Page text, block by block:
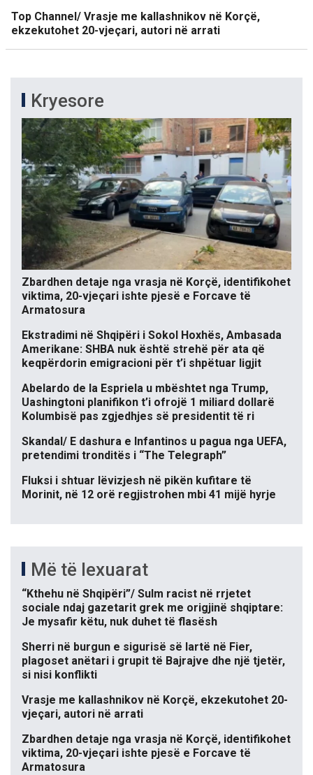
Top Channel/ Vrasje me kallashnikov në Korçë,
ekzekutohet 20-vjeçari, autori në arrati
Kryesore
Zbardhen detaje nga vrasja në Korçë, identifikohet
viktima, 20-vjeçari ishte pjesë e Forcave të
Armatosura
Ekstradimi në Shqipëri i Sokol Hoxhës, Ambasada
Amerikane: SHBA nuk është strehë për ata që
keqpërdorin emigracioni për t’i shpëtuar ligjit
Abelardo de la Espriela u mbështet nga Trump,
Uashingtoni planifikon t’i ofrojë 1 miliard dollarë
Kolumbisë pas zgjedhjes së presidentit të ri
Skandal/ E dashura e Infantinos u pagua nga UEFA,
pretendimi tronditës i “The Telegraph”
Fluksi i shtuar lëvizjesh në pikën kufitare të
Morinit, në 12 orë regjistrohen mbi 41 mijë hyrje
Më të lexuarat
“Kthehu në Shqipëri”/ Sulm racist në rrjetet
sociale ndaj gazetarit grek me origjinë shqiptare:
Je mysafir këtu, nuk duhet të flasësh
Sherri në burgun e sigurisë së lartë në Fier,
plagoset anëtari i grupit të Bajrajve dhe një tjetër,
si nisi konflikti
Vrasje me kallashnikov në Korçë, ekzekutohet 20-
vjeçari, autori në arrati
Zbardhen detaje nga vrasja në Korçë, identifikohet
viktima, 20-vjeçari ishte pjesë e Forcave të
Armatosura